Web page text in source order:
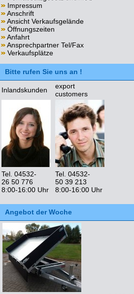
Impressum
Anschrift
Ansicht Verkaufsgelände
Öffnungszeiten
Anfahrt
Ansprechpartner Tel/Fax
Verkaufsplätze
Bitte rufen Sie uns an !
Inlandskunden
export
customers
Tel. 04532-
26 50 776
8:00-16:00 Uhr
Tel. 04532-
50 39 213
8:00-16:00 Uhr
Angebot der Woche